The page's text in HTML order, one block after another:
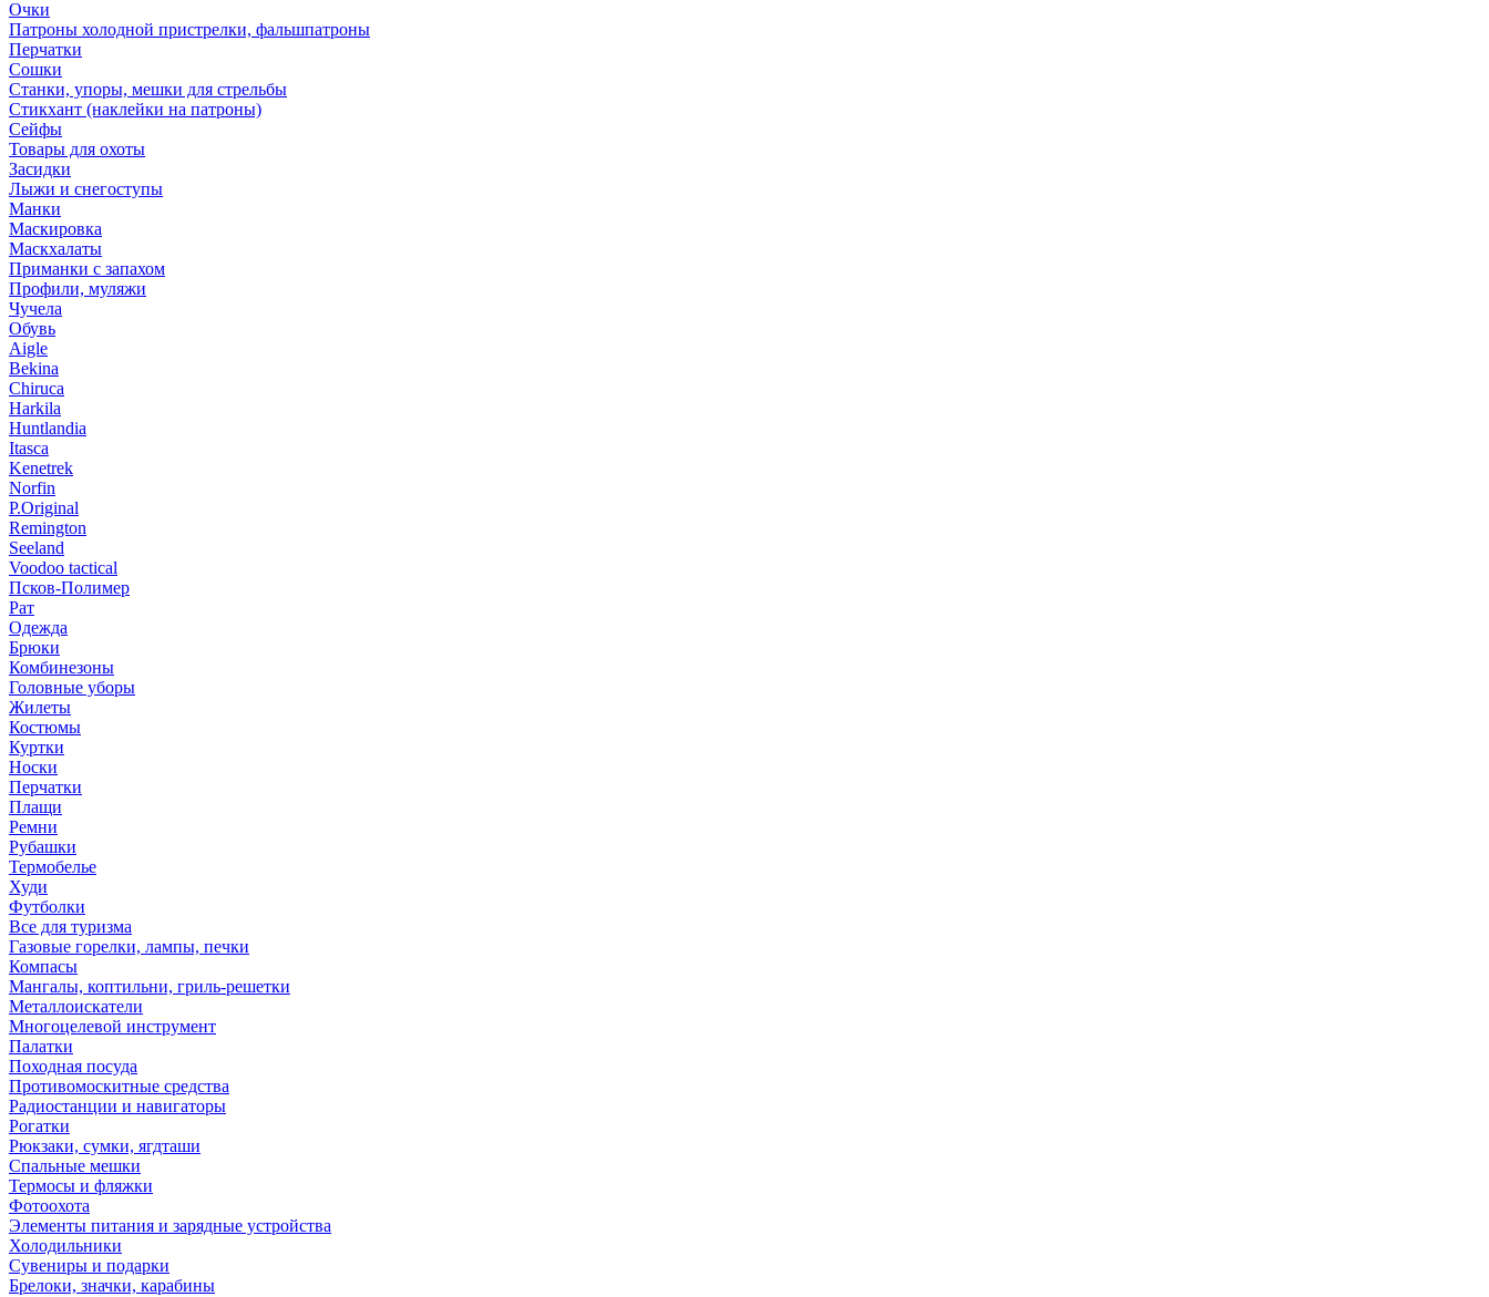
Очки
Патроны холодной пристрелки, фальшпатроны
Перчатки
Сошки
Станки, упоры, мешки для стрельбы
Стикхант (наклейки на патроны)
Сейфы
Товары для охоты
Засидки
Лыжи и снегоступы
Манки
Маскировка
Маскхалаты
Приманки с запахом
Профили, муляжи
Чучела
Обувь
Aigle
Bekina
Chiruсa
Harkila
Huntlandia
Itasca
Kenetrek
Norfin
P.Original
Remington
Seeland
Voodoo tactical
Псков-Полимер
Рат
Одежда
Брюки
Комбинезоны
Головные уборы
Жилеты
Костюмы
Куртки
Носки
Перчатки
Плащи
Ремни
Рубашки
Термобелье
Худи
Футболки
Все для туризма
Газовые горелки, лампы, печки
Компасы
Мангалы, коптильни, гриль-решетки
Металлоискатели
Многоцелевой инструмент
Палатки
Походная посуда
Противомоскитные средства
Радиостанции и навигаторы
Рогатки
Рюкзаки, сумки, ягдташи
Спальные мешки
Термосы и фляжки
Фотоохота
Элементы питания и зарядные устройства
Холодильники
Сувениры и подарки
Брелоки, значки, карабины